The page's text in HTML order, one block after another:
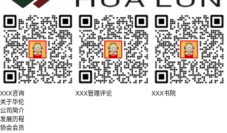
XXX咨询 XXX管理评论
XXX书院
关于华伦
公司简介
发展历程
协会会员